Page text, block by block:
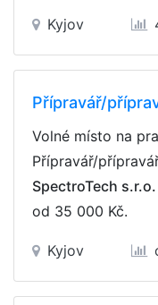
Kyjov
Přípravář/
Volné místo na
Přípravář/
SpectroTech s.r.o.
od 35 000 Kč.
Kyjov